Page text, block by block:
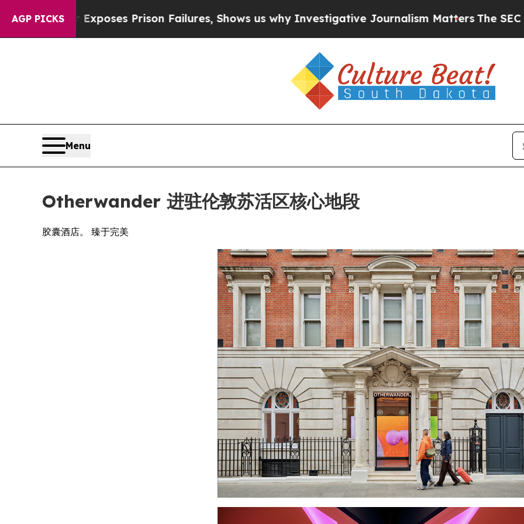
AGP PICKSPrison Failures, Shows us why Investigative Journalism MattersThe SEC Bought Airline
Menu
Otherwander 进驻伦敦苏活区核心地段
胶囊酒店。 臻于完美